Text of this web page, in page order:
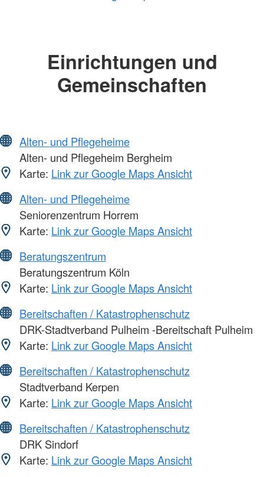
Einrichtungen und
Gemeinschaften
Alten- und Pflegeheime
Alten- und Pflegeheim Bergheim
Karte: Link zur Google Maps Ansicht
Alten- und Pflegeheime
Seniorenzentrum Horrem
Karte: Link zur Google Maps Ansicht
Beratungszentrum
Beratungszentrum Köln
Karte: Link zur Google Maps Ansicht
Bereitschaften / Katastrophenschutz
DRK-Stadtverband Pulheim -Bereitschaft Pulheim
Karte: Link zur Google Maps Ansicht
Bereitschaften / Katastrophenschutz
Stadtverband Kerpen
Karte: Link zur Google Maps Ansicht
Bereitschaften / Katastrophenschutz
DRK Sindorf
Karte: Link zur Google Maps Ansicht